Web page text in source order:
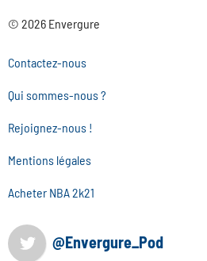
© 2026 Envergure
Contactez-nous
Qui sommes-nous ?
Rejoignez-nous !
Mentions légales
Acheter NBA 2k21
@Envergure_Pod